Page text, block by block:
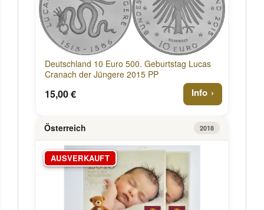
Deutschland 10 Euro 500. Geburtstag Lucas
Cranach der Jüngere 2015 PP
15,00 € Info
Österreich 2018
AUSVERKAUFT